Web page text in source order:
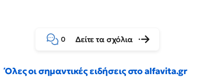
0 Δείτε τα σχόλια
Όλες οι σημαντικές ειδήσεις στο alfavita.gr